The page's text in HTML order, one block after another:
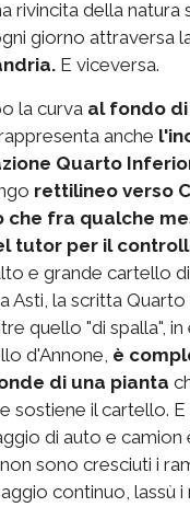
rivincita della natura
giorno attraversa
E viceversa.
la curva al fondo
anche
Quarto
rettilineo verso
che fra qualche
tutor per il
e grande cartello
Asti, la scritta
quello "di spalla",
d'Annone, è
di una pianta
sostiene il cartello. E
di auto e
sono cresciuti i
continuo, lassù i